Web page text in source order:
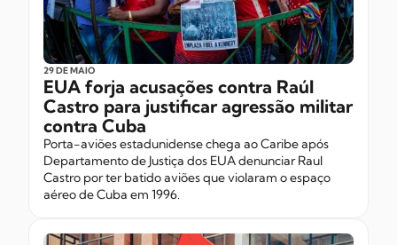
29 DE MAIO
EUA forja acusações contra Raúl
Castro para justificar agressão militar
contra Cuba
Porta-aviões estadunidense chega ao Caribe após
Departamento de Justiça dos EUA denunciar Raul
Castro por ter batido aviões que violaram o espaço
aéreo de Cuba em 1996.